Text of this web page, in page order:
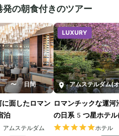
の朝食付きのツアー
8日間
に面したロマン
泊
ムステルダム
LUXURY
アムステルダム(
ロマンチックな運
の日系5つ星ホテル
ホテル